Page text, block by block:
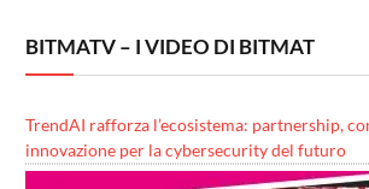
BITMATV – I VIDEO DI BITMAT
TrendAI rafforza l’ecosistema: partnership,
innovazione per la cybersecurity del futuro